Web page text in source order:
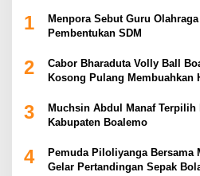
1
Menpora Sebut Guru
Pembentukan SDM
2
Cabor Bharaduta Volly Ball
Kosong Pulang Membuahkan
3
Muchsin Abdul Manaf Terpilih
Kabupaten Boalemo
4
Pemuda Piloliyanga Bersama
Gelar Pertandingan Sepak